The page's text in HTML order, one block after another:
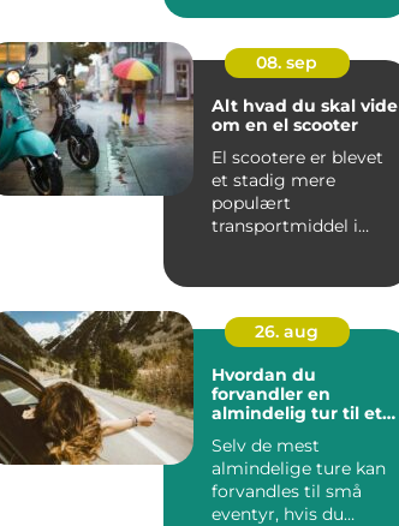
08. sep
Alt hvad du skal vide
om en el scooter
El scootere er blevet
et stadig mere
populært
transportmiddel i
26. aug
Hvordan du
forvandler en
almindelig tur til et
Selv de mest
almindelige ture kan
forvandles til små
eventyr, hvis du